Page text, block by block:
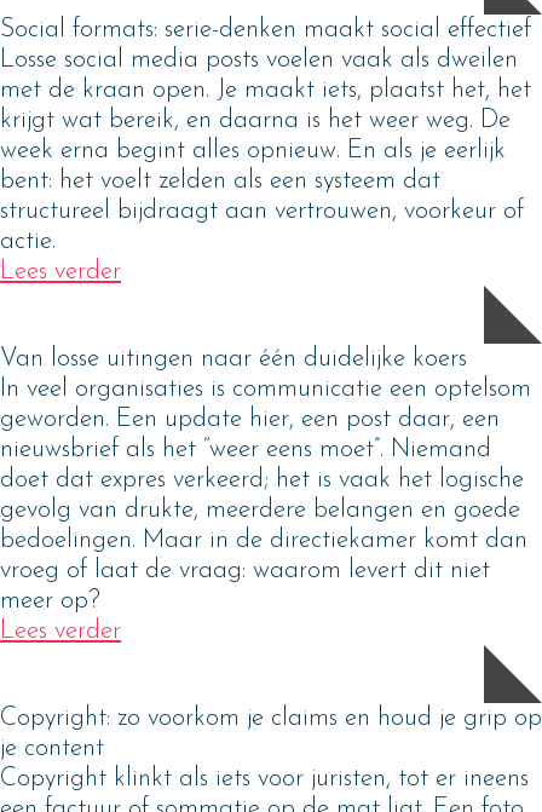
Social formats: serie-denken maakt social effectief
Losse social media posts voelen vaak als dweilen
met de kraan open. Je maakt iets, plaatst het, het
krijgt wat bereik, en daarna is het weer weg. De
week erna begint alles opnieuw. En als je eerlijk
bent: het voelt zelden als een systeem dat
structureel bijdraagt aan vertrouwen, voorkeur of
actie.
Lees verder
Van losse uitingen naar één duidelijke koers
In veel organisaties is communicatie een optelsom
geworden. Een update hier, een post daar, een
nieuwsbrief als het “weer eens moet”. Niemand
doet dat expres verkeerd; het is vaak het logische
gevolg van drukte, meerdere belangen en goede
bedoelingen. Maar in de directiekamer komt dan
vroeg of laat de vraag: waarom levert dit niet
meer op?
Lees verder
Copyright: zo voorkom je claims en houd je grip op
je content
Copyright klinkt als iets voor juristen, tot er ineens